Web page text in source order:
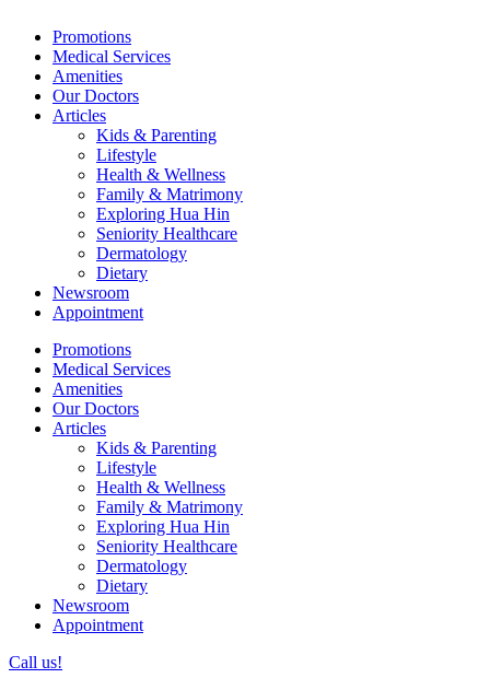
Promotions
Medical Services
Amenities
Our Doctors
Articles
Kids & Parenting
Lifestyle
Health & Wellness
Family & Matrimony
Exploring Hua Hin
Seniority Healthcare
Dermatology
Dietary
Newsroom
Appointment
Promotions
Medical Services
Amenities
Our Doctors
Articles
Kids & Parenting
Lifestyle
Health & Wellness
Family & Matrimony
Exploring Hua Hin
Seniority Healthcare
Dermatology
Dietary
Newsroom
Appointment
Call us!